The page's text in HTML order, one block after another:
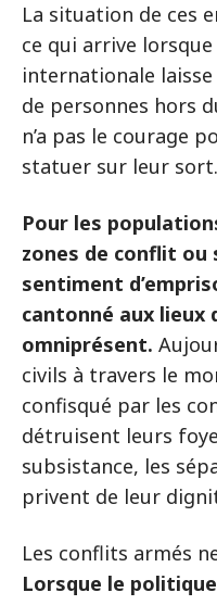
La situation de ces
ce qui arrive
internationale
de personnes hors
n’a pas le courage
statuer sur leur sort.
Pour les
zones de conflit ou
sentiment
cantonné aux
omniprésent.
civils à travers le
confisqué par les
détruisent leurs
subsistance, les
privent de leur
Les conflits armés
Lorsque le